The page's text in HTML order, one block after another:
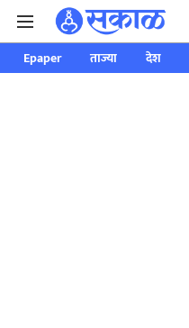
Epaper ताज्या देश